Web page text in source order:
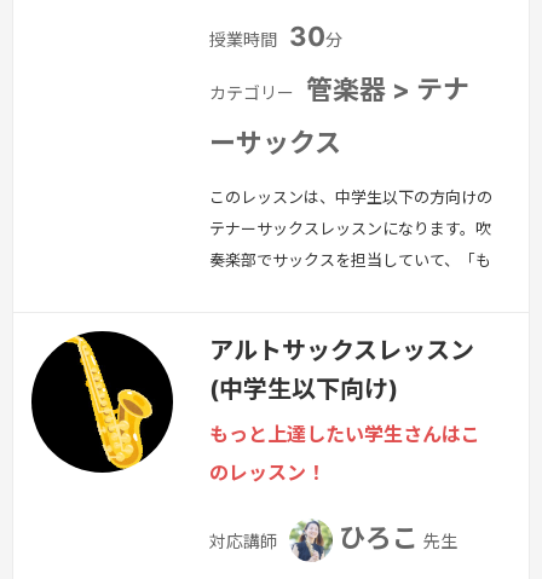
授業時間 30分
カテゴリー
管楽器 > テナ
ーサックス
このレッスンは、中学生以下の方向けの
テナーサックスレッスンになります。吹
奏楽部でサックスを担当していて、「も
続きを見る »
アルトサックスレッスン
(中学生以下向け)
もっと上達したい学生さんはこ
のレッスン！
対応講師 ひろこ 先生